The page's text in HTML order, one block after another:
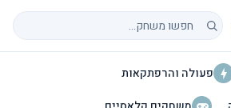
חיפוש משחקים
פעולה והרפתקאות